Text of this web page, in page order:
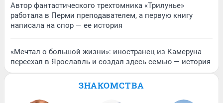
Автор фантастического трехтомника «Трилунье»
работала в Перми преподавателем, а первую книгу
написала на спор — ее история
«Мечтал о большой жизни»: иностранец из Камеруна
переехал в Ярославль и создал здесь семью — история
ЗНАКОМСТВА